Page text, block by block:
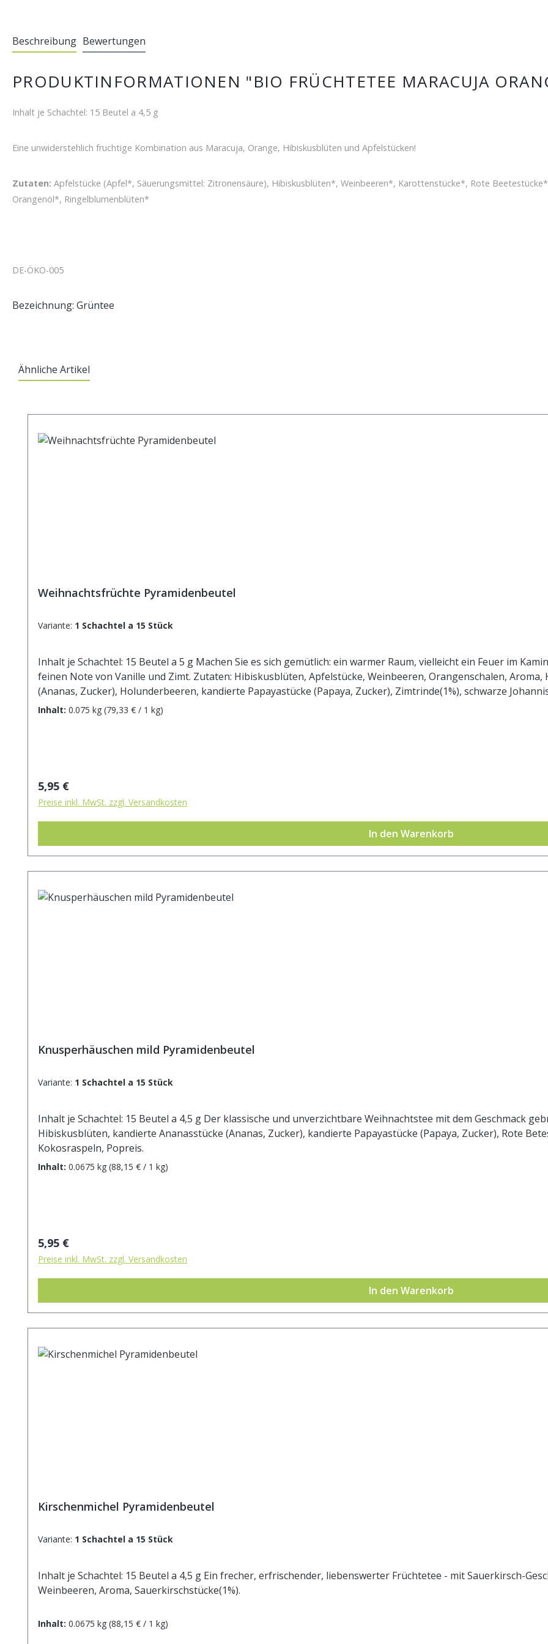
Beschreibung Bewertungen
PRODUKTINFORMATIONEN "BIO FRÜCHTETEE MARACUJA
Inhalt je Schachtel: 15 Beutel a 4,5 g
Eine unwiderstehlich fruchtige Kombination aus Maracuja, Orange, Hibiskusblüten und Apfelstücken!
Zutaten: Apfelstücke (Apfel*, Säuerungsmittel: Zitronensäure), Hibiskusblüten*, Weinbeeren*, Karottenstücke*, Rote
Orangenöl*, Ringelblumenblüten*
DE-ÖKO-005
Bezeichnung: Grüntee
Ähnliche Artikel
Weihnachtsfrüchte Pyramidenbeutel
Variante: 1 Schachtel a 15 Stück
Inhalt je Schachtel: 15 Beutel a 5 g Machen Sie es sich gemütlich: ein warmer Raum, vielleicht ein Feuer im
feinen Note von Vanille und Zimt. Zutaten: Hibiskusblüten, Apfelstücke, Weinbeeren, Orangenschalen,
(Ananas, Zucker), Holunderbeeren, kandierte Papayastücke (Papaya, Zucker), Zimtrinde(1%), schwarze
Inhalt: 0.075 kg (79,33 € / 1 kg)
Regulärer Preis:
5,95 €
Preise inkl. MwSt. zzgl. Versandkosten
In den Warenkorb
Knusperhäuschen mild Pyramidenbeutel
Variante: 1 Schachtel a 15 Stück
Inhalt je Schachtel: 15 Beutel a 4,5 g Der klassische und unverzichtbare Weihnachtstee mit dem Geschmack
Hibiskusblüten, kandierte Ananasstücke (Ananas, Zucker), kandierte Papayastücke (Papaya, Zucker), Rote
Kokosraspeln, Popreis.
Inhalt: 0.0675 kg (88,15 € / 1 kg)
Regulärer Preis:
5,95 €
Preise inkl. MwSt. zzgl. Versandkosten
In den Warenkorb
Kirschenmichel Pyramidenbeutel
Variante: 1 Schachtel a 15 Stück
Inhalt je Schachtel: 15 Beutel a 4,5 g Ein frecher, erfrischender, liebenswerter Früchtetee - mit Sauerkirsch-
Weinbeeren, Aroma, Sauerkirschstücke(1%).
Inhalt: 0.0675 kg (88,15 € / 1 kg)